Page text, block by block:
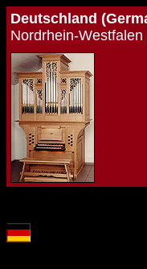
Deutschland
Nordrhein-Westfalen